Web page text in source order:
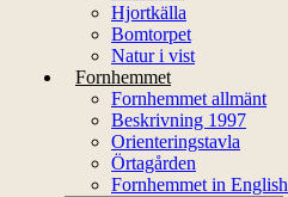
Hjortkälla
Bomtorpet
Natur i vist
Fornhemmet
Fornhemmet allmänt
Beskrivning 1997
Orienteringstavla
Örtagården
Fornhemmet in English